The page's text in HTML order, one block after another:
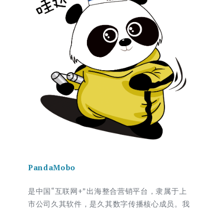
PandaMobo
是中国“互联网+”出海整合营销平台，隶属于上
市公司久其软件，是久其数字传播核心成员。我